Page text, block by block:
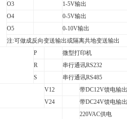
O3
1-5V输出
O4
0-5V输出
O5
0-10V输出
注:可做成反向变送输出或隔离共地变送输出
P
微型打印机
R
串行通讯RS232
S
串行通讯RS485
V12 带DC12V馈电输出
V24
带DC24V馈电输出
220VAC供电